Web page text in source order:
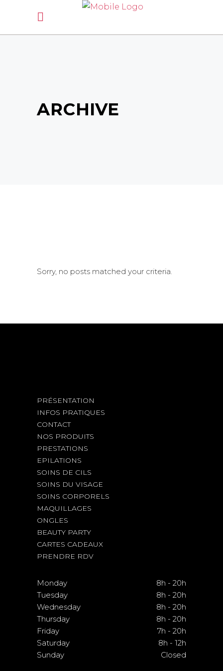
ARCHIVE
Sorry, no posts matched your criteria.
PRÉSENTATION
INFOS PRATIQUES
CONTACT
NOS PRODUITS
PRESTATIONS
EPILATIONS
SOINS DE CILS
SOINS DU VISAGE
SOINS CORPORELS
MAQUILLAGES
ONGLES
BEAUTY PARTY
CARTES CADEAUX
PRENDRE RDV
Monday 8h - 20h
Tuesday
8h - 20h
Wednesday
8h - 20h
Thursday
8h - 20h
Friday
7h - 20h
Saturday
8h - 12h
Sunday
Closed
Rappel lieux :